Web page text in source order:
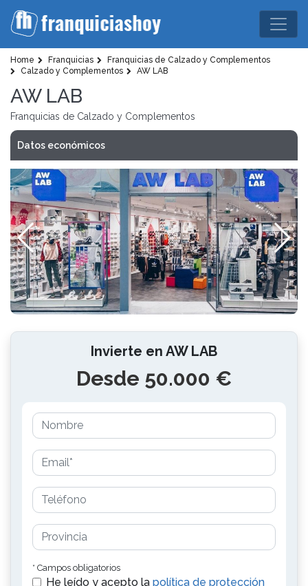
Home Franquicias
Franquicias de Calzado y Complementos
Calzado y Complementos
AW LAB
AW LAB
Franquicias de Calzado y Complementos
Datos económicos
Invierte en AW LAB
Desde 50.000 €
* Campos obligatorios
He leído y acepto la política de protección